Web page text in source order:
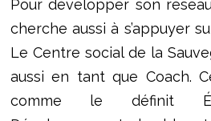
Pour développer son
cherche aussi à s’appuyer
Le Centre social de la
aussi en tant que Coach.
comme le définit